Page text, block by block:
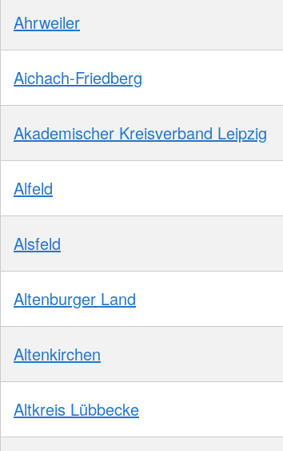
Ahrweiler
Aichach-Friedberg
Akademischer Kreisverband Leipzig
Alfeld
Alsfeld
Altenburger Land
Altenkirchen
Altkreis Lübbecke